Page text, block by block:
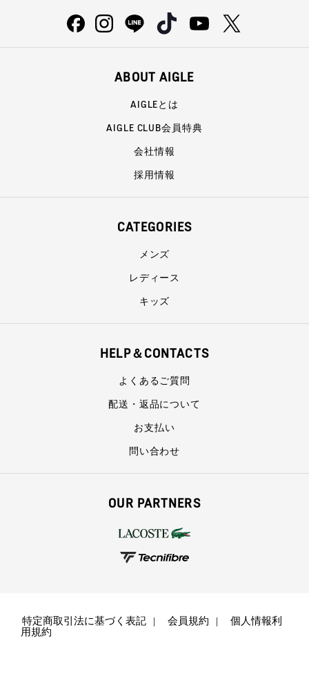
ABOUT AIGLE
AIGLEとは
AIGLE CLUB会員特典
会社情報
採用情報
CATEGORIES
メンズ
レディース
キッズ
HELP＆CONTACTS
よくあるご質問
配送・返品について
お支払い
問い合わせ
OUR PARTNERS
特定商取引法に基づく表記 会員規約
個人情報利
用規約